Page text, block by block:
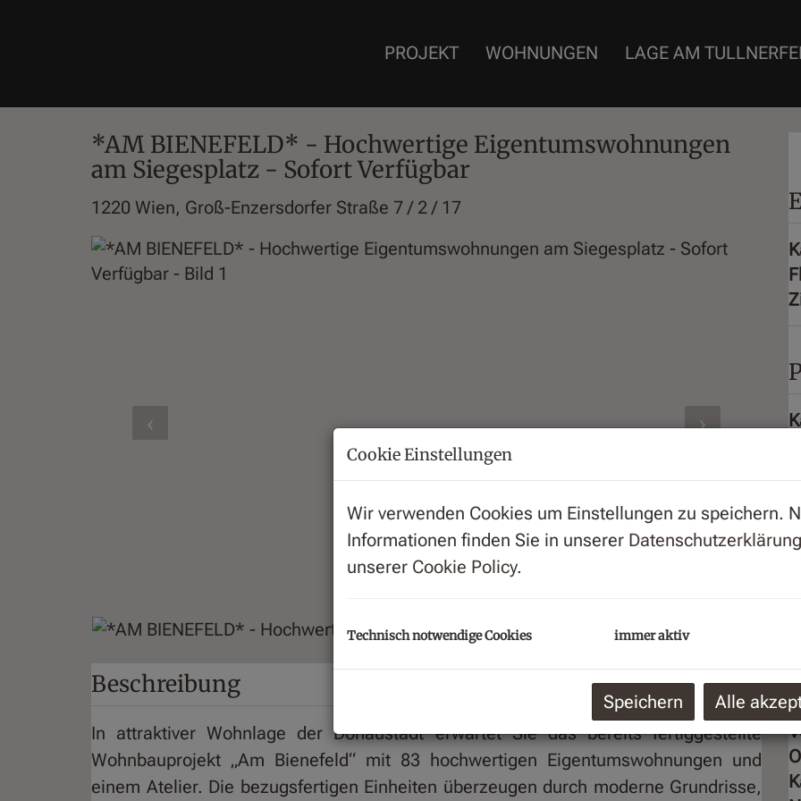
PROJEKT WOHNUNGEN LAGE AM
*AM BIENEFELD* - Hochwertige Eigentumswohnungen
am Siegesplatz - Sofort Verfügbar
1220 Wien, Groß-Enzersdorfer Straße 7 / 2 / 17
Beschreibung
In attraktiver Wohnlage der Donaustadt erwartet Sie das bereits fertiggestellte
Wohnbauprojekt „Am Bienefeld“ mit 83 hochwertigen Eigentumswohnungen und
einem Atelier. Die bezugsfertigen Einheiten überzeugen durch moderne Grundrisse,
Cookie Einstellungen
Wir verwenden Cookies um Einstellungen zu speichern.
Informationen finden Sie in unserer Datenschutzerklärung
unserer Cookie Policy.
Technisch notwendige Cookies immer aktiv
Speichern Alle